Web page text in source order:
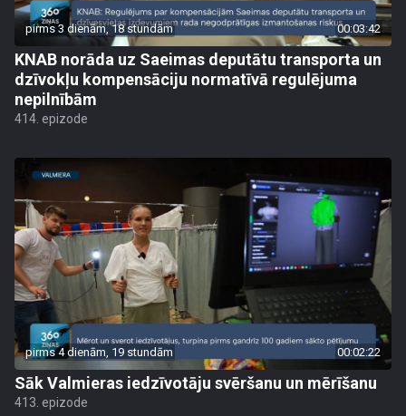
pirms 3 dienām, 18 stundām 00:03:42
KNAB norāda uz Saeimas deputātu transporta un
dzīvokļu kompensāciju normatīvā regulējuma
nepilnībām
414. epizode
pirms 4 dienām, 19 stundām 00:02:22
Sāk Valmieras iedzīvotāju svēršanu un mērīšanu
413. epizode